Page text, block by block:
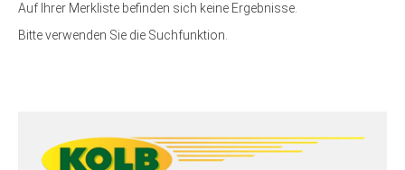
Auf Ihrer Merkliste befinden sich keine Ergebnisse.
Bitte verwenden Sie die Suchfunktion.